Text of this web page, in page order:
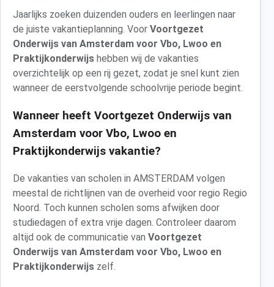
Jaarlijks zoeken duizenden ouders en leerlingen naar
de juiste vakantieplanning. Voor Voortgezet
Onderwijs van Amsterdam voor Vbo, Lwoo en
Praktijkonderwijs hebben wij de vakanties
overzichtelijk op een rij gezet, zodat je snel kunt zien
wanneer de eerstvolgende schoolvrije periode begint.
Wanneer heeft Voortgezet Onderwijs van
Amsterdam voor Vbo, Lwoo en
Praktijkonderwijs vakantie?
De vakanties van scholen in AMSTERDAM volgen
meestal de richtlijnen van de overheid voor regio Regio
Noord. Toch kunnen scholen soms afwijken door
studiedagen of extra vrije dagen. Controleer daarom
altijd ook de communicatie van Voortgezet
Onderwijs van Amsterdam voor Vbo, Lwoo en
Praktijkonderwijs zelf.